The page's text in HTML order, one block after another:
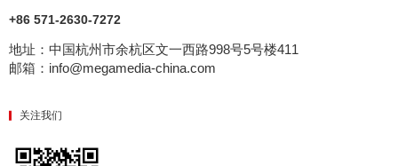
+86 571-2630-7272
地址：中国杭州市余杭区文一西路998号5号楼411
邮箱：info@megamedia-china.com
关注我们